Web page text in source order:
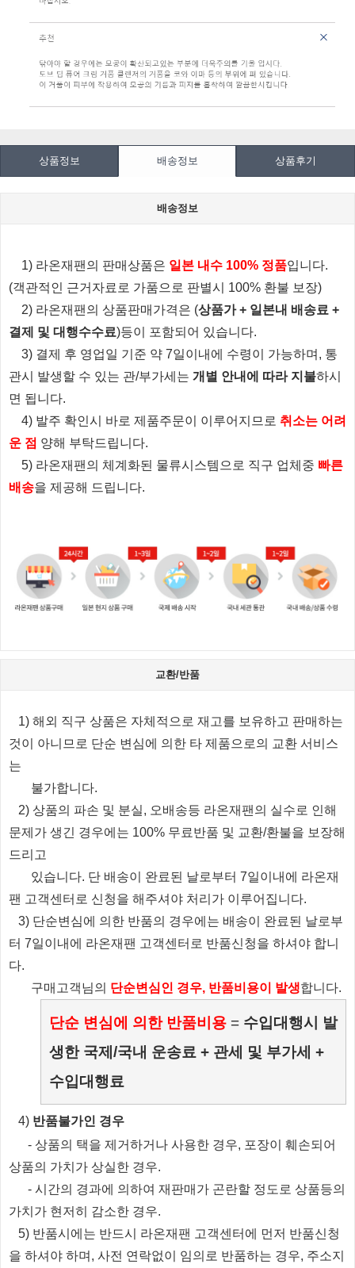
상품정보 배송정보 상품후기
배송정보
1) 라온재팬의 판매상품은 일본 내수 100% 정품입니다.
(객관적인 근거자료로 가품으로 판별시 100% 환불 보장)
2) 라온재팬의 상품판매가격은 (상품가 + 일본내 배송료 +
결제 및 대행수수료)등이 포함되어 있습니다.
3) 결제 후 영업일 기준 약 7일이내에 수령이 가능하며, 통
관시 발생할 수 있는 관/부가세는 개별 안내에 따라 지불하시
면 됩니다.
4) 발주 확인시 바로 제품주문이 이루어지므로 취소는 어려
운 점 양해 부탁드립니다.
5) 라온재팬의 체계화된 물류시스템으로 직구 업체중 빠른
배송을 제공해 드립니다.
교환/반품
1) 해외 직구 상품은 자체적으로 재고를 보유하고 판매하는
것이 아니므로 단순 변심에 의한 타 제품으로의 교환 서비스
는
불가합니다.
2) 상품의 파손 및 분실, 오배송등 라온재팬의 실수로 인해
문제가 생긴 경우에는 100% 무료반품 및 교환/환불을 보장해
드리고
있습니다. 단 배송이 완료된 날로부터 7일이내에 라온재
팬 고객센터로 신청을 해주셔야 처리가 이루어집니다.
3) 단순변심에 의한 반품의 경우에는 배송이 완료된 날로부
터 7일이내에 라온재팬 고객센터로 반품신청을 하셔야 합니
다.
​ 구매고객님의 단순변심인 경우, 반품비용이 발생합니다.
단순 변심에 의한 반품비용 = 수입대행시 발
생한 국제/국내 운송료 + 관세 및 부가세 +
수입대행료
​4) 반품불가인 경우
- 상품의 택을 제거하거나 사용한 경우, 포장이 훼손되어
상품의 가치가 상실한 경우.
- 시간의 경과에 의하여 재판매가 곤란할 정도로 상품등의
가치가 현저히 감소한 경우.
5) 반품시에는 반드시 라온재팬 고객센터에 먼저 반품신청
을 하셔야 하며, 사전 연락없이 임의로 반품하는 경우, 주소지